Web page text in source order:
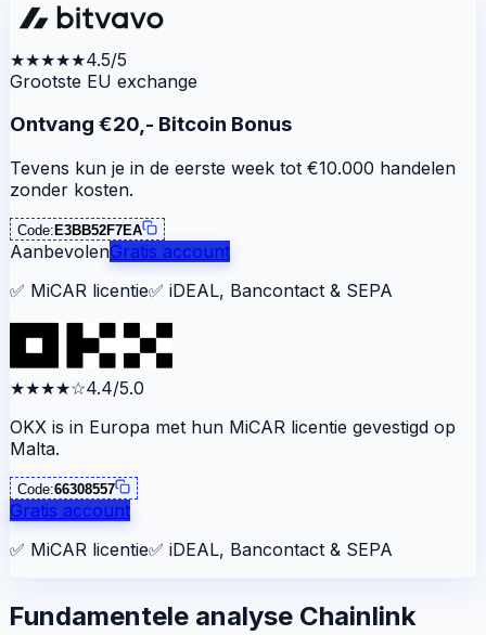
★★★★★4.5/5
Grootste EU exchange
Ontvang €20,- Bitcoin Bonus
Tevens kun je in de eerste week tot €10.000 handelen
zonder kosten.
Code: E3BB52F7EA
AanbevolenGratis account
✅ MiCAR licentie✅ iDEAL, Bancontact & SEPA
★★★★☆4.4/5.0
OKX is in Europa met hun MiCAR licentie gevestigd op
Malta.
Code:66308557
Gratis account
✅ MiCAR licentie✅ iDEAL, Bancontact & SEPA
Fundamentele analyse Chainlink